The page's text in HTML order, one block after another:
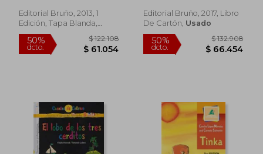
50%
dcto. $ 43.666
50%
dcto.
Editorial Bruño, 2013, 1
Edición, Tapa Blanda,
Usado
Editorial Bruño, 2017, Libro
De Cartón, Usado